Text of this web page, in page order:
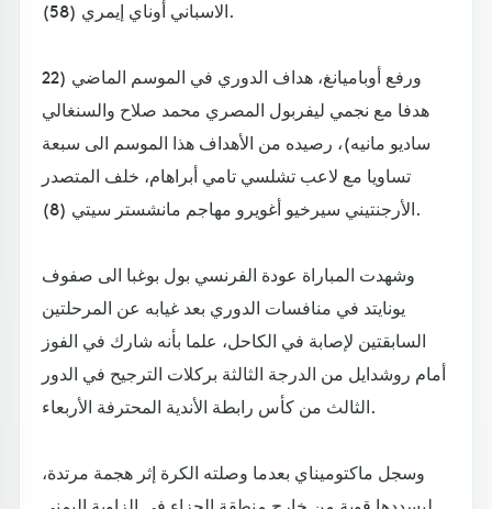
الاسباني أوناي إيمري (58).
ورفع أوباميانغ، هداف الدوري في الموسم الماضي (22
هدفا مع نجمي ليفربول المصري محمد صلاح والسنغالي
ساديو مانيه)، رصيده من الأهداف هذا الموسم الى سبعة
تساويا مع لاعب تشلسي تامي أبراهام، خلف المتصدر
الأرجنتيني سيرخيو أغويرو مهاجم مانشستر سيتي (8).
وشهدت المباراة عودة الفرنسي بول بوغبا الى صفوف
يونايتد في منافسات الدوري بعد غيابه عن المرحلتين
السابقتين لإصابة في الكاحل، علما بأنه شارك في الفوز
أمام روشدايل من الدرجة الثالثة بركلات الترجيح في الدور
الثالث من كأس رابطة الأندية المحترفة الأربعاء.
وسجل ماكتوميناي بعدما وصلته الكرة إثر هجمة مرتدة،